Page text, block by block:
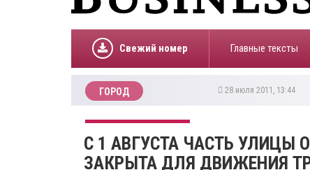
Свежий номер Главные тексты
ГОРОД 28 июля 2011, 13:44
С 1 АВГУСТА ЧАСТЬ УЛИЦЫ
ЗАКРЫТА ДЛЯ ДВИЖЕНИЯ